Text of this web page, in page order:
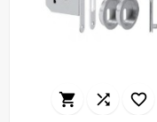
  